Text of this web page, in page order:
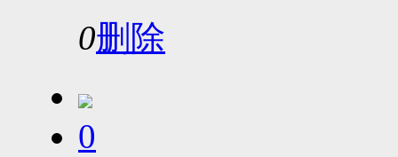
0删除
0